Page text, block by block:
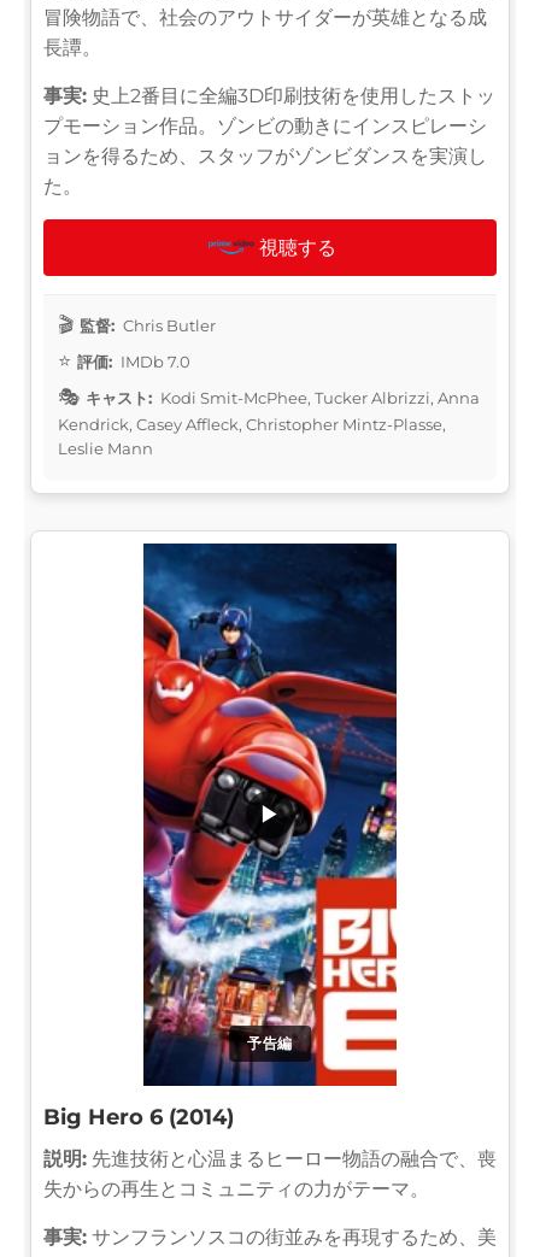
冒険物語で、社会のアウトサイダーが英雄となる成
長譚。
事実: 史上2番目に全編3D印刷技術を使用したストッ
プモーション作品。ゾンビの動きにインスピレーシ
ョンを得るため、スタッフがゾンビダンスを実演し
た。
視聴する
監督: Chris Butler
評価: IMDb 7.0
キャスト: Kodi Smit-McPhee, Tucker Albrizzi, Anna
Kendrick, Casey Affleck, Christopher Mintz-Plasse,
Leslie Mann
予告編
▶
Big Hero 6 (2014)
説明: 先進技術と心温まるヒーロー物語の融合で、喪
失からの再生とコミュニティの力がテーマ。
事実: サンフランソスコの街並みを再現するため、美